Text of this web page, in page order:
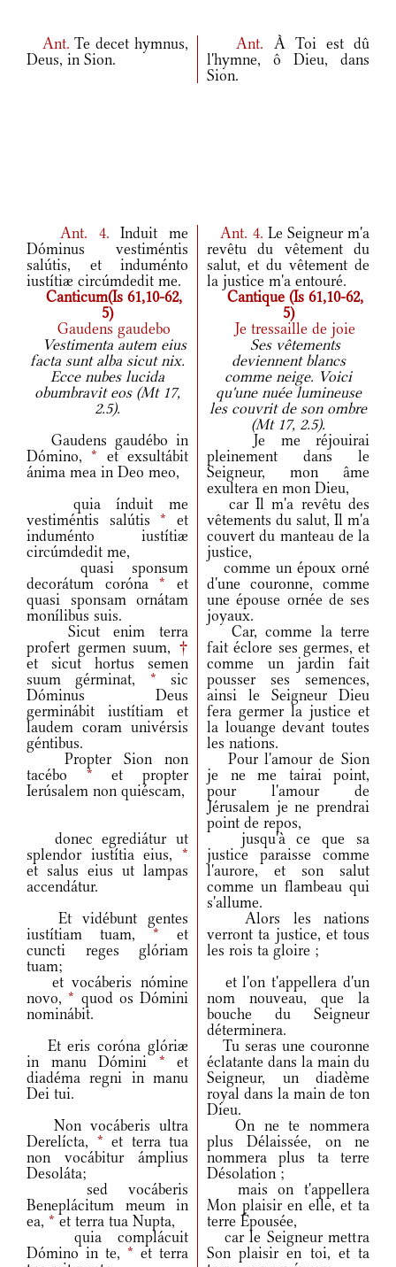
Ant.Te decet hymnus,
Deus, in Sion.
Ant. À Toi est dû
l'hymne, ô Dieu, dans
Sion.
Ant. 4. Induit me
Dóminus vestiméntis
salútis, et induménto
iustítiæ circúmdedit me.
Ant. 4. Le Seigneur m'a
revêtu du vêtement du
salut, et du vêtement de
la justice m'a entouré.
Canticum(Is 61,10-62,
5)
Cantique (Is 61,10-62,
5)
Gaudens gaudebo
Je tressaille de joie
Vestimenta autem eius
facta sunt alba sicut nix.
Ecce nubes lucida
obumbravit eos (Mt 17,
2.5).
Ses vêtements
deviennent blancs
comme neige. Voici
qu'une nuée lumineuse
les couvrit de son ombre
(Mt 17, 2.5).
Gaudens gaudébo in
Dómino,* et exsultábit
ánima mea in Deo meo,
Je me réjouirai
pleinement dans le
Seigneur, mon âme
exultera en mon Dieu,
quia índuit me
vestiméntis salútis* et
induménto iustítiæ
circúmdedit me,
car Il m'a revêtu des
vêtements du salut, Il m'a
couvert du manteau de la
justice,
quasi sponsum
decorátum coróna* et
quasi sponsam ornátam
monílibus suis.
comme un époux orné
d'une couronne, comme
une épouse ornée de ses
joyaux.
Sicut enim terra
profert germen suum, †
et sicut hortus semen
suum gérminat, * sic
Dóminus Deus
germinábit iustítiam et
laudem coram univérsis
géntibus.
Car, comme la terre
fait éclore ses germes, et
comme un jardin fait
pousser ses semences,
ainsi le Seigneur Dieu
fera germer la justice et
la louange devant toutes
les nations.
Propter Sion non
tacébo * et propter
Ierúsalem non quiéscam,
Pour l'amour de Sion
je ne me tairai point,
pour l'amour de
Jérusalem je ne prendrai
point de repos,
donec egrediátur ut
splendor iustítia eius, *
et salus eius ut lampas
accendátur.
jusqu'à ce que sa
justice paraisse comme
l'aurore, et son salut
comme un flambeau qui
s'allume.
Et vidébunt gentes
iustítiam tuam, * et
cuncti reges glóriam
tuam;
Alors les nations
verront ta justice, et tous
les rois ta gloire ;
et vocáberis nómine
novo,* quod os Dómini
nominábit.
et l'on t'appellera d'un
nom nouveau, que la
bouche du Seigneur
déterminera.
Et eris coróna glóriæ
in manu Dómini * et
diadéma regni in manu
Dei tui.
Tu seras une couronne
éclatante dans la main du
Seigneur, un diadème
royal dans la main de ton
Dieu.
Non vocáberis ultra
Derelícta, * et terra tua
non vocábitur ámplius
Desoláta;
On ne te nommera
plus Délaissée, on ne
nommera plus ta terre
Désolation ;
sed vocáberis
Beneplácitum meum in
ea, * et terra tua Nupta,
mais on t'appellera
Mon plaisir en elle, et ta
terre Épousée,
quia complácuit
Dómino in te, * et terra
car le Seigneur mettra
Son plaisir en toi, et ta